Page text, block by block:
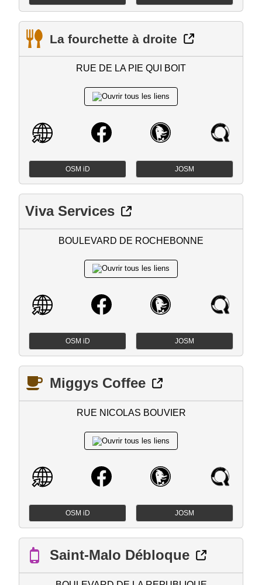
La fourchette à droite
RUE DE LA PIE QUI BOIT
OSM iD JOSM
Viva Services
BOULEVARD DE ROCHEBONNE
OSM iD JOSM
Miggys Coffee
RUE NICOLAS BOUVIER
OSM iD JOSM
Saint-Malo Débloque